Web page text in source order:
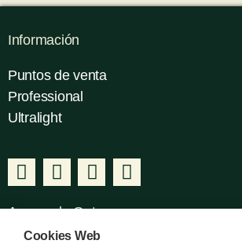
Información
Puntos de venta
Professional
Ultralight
Acerca de Gatusos
Cookies Web